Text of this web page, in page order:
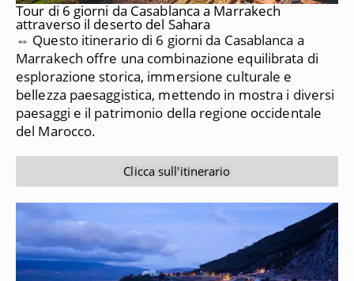
Tour di 6 giorni da Casablanca a Marrakech
attraverso il deserto del Sahara
⇔ Questo itinerario di 6 giorni da Casablanca a
Marrakech offre una combinazione equilibrata di
esplorazione storica, immersione culturale e
bellezza paesaggistica, mettendo in mostra i diversi
paesaggi e il patrimonio della regione occidentale
del Marocco.
Clicca sull'itinerario